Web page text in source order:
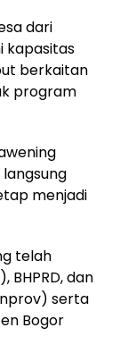
dari
kapasitas
berkaitan
program
menjadi
telah
BHPRD, dan
serta
Bogor